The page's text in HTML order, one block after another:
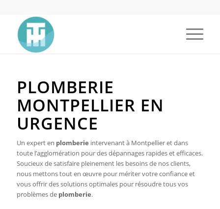
PLOMBERIE
MONTPELLIER EN
URGENCE
Un expert en plomberie intervenant à Montpellier et dans
toute l’agglomération pour des dépannages rapides et efficaces.
Soucieux de satisfaire pleinement les besoins de nos clients,
nous mettons tout en œuvre pour mériter votre confiance et
vous offrir des solutions optimales pour résoudre tous vos
problèmes de plomberie.